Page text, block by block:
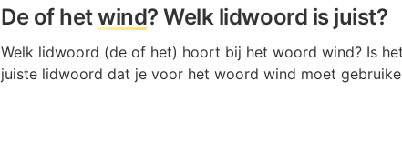
De of hetwind? Welk lidwoord is juist?
Welk lidwoord (de of het) hoort bij het woord wind? Is
juiste lidwoord dat je voor het woord wind moet